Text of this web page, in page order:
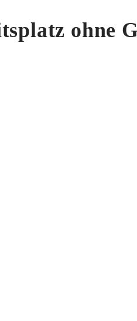
ohne